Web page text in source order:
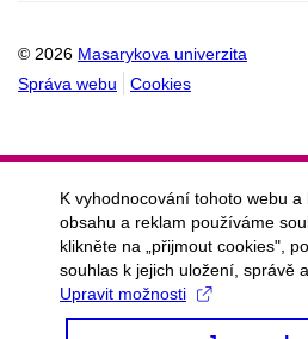
© 2026 Masarykova univerzita
Správa webu
Cookies
K vyhodnocování tohoto webu a
obsahu a reklam používáme
klikněte na „přijmout cookies",
souhlas k jejich uložení, správě
Upravit možnosti